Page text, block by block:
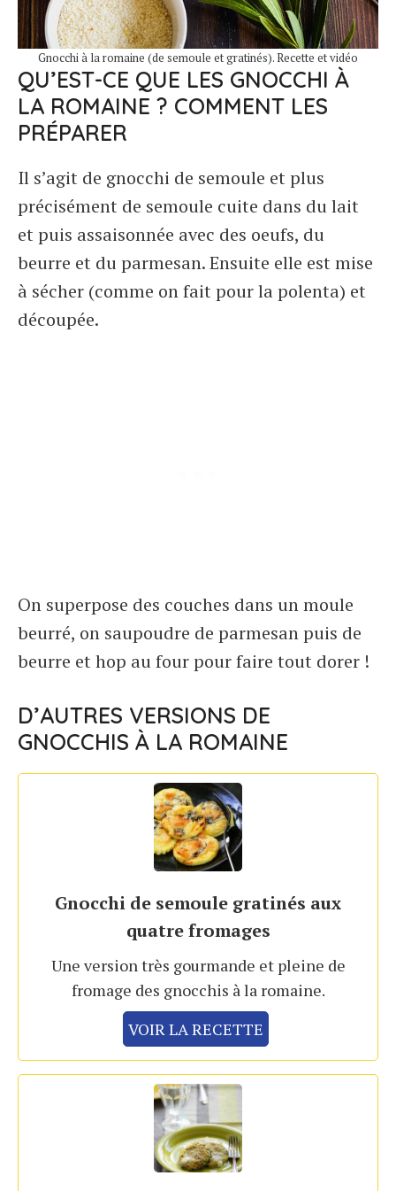
Gnocchi à la romaine (de semoule et gratinés). Recette et vidéo
QU’EST-CE QUE LES GNOCCHI À
LA ROMAINE ? COMMENT LES
PRÉPARER
Il s’agit de gnocchi de semoule et plus
précisément de semoule cuite dans du lait
et puis assaisonnée avec des oeufs, du
beurre et du parmesan. Ensuite elle est mise
à sécher (comme on fait pour la polenta) et
découpée.
On superpose des couches dans un moule
beurré, on saupoudre de parmesan puis de
beurre et hop au four pour faire tout dorer !
D’AUTRES VERSIONS DE
GNOCCHIS À LA ROMAINE
Gnocchi de semoule gratinés aux
quatre fromages
Une version très gourmande et pleine de
fromage des gnocchis à la romaine.
VOIR LA RECETTE